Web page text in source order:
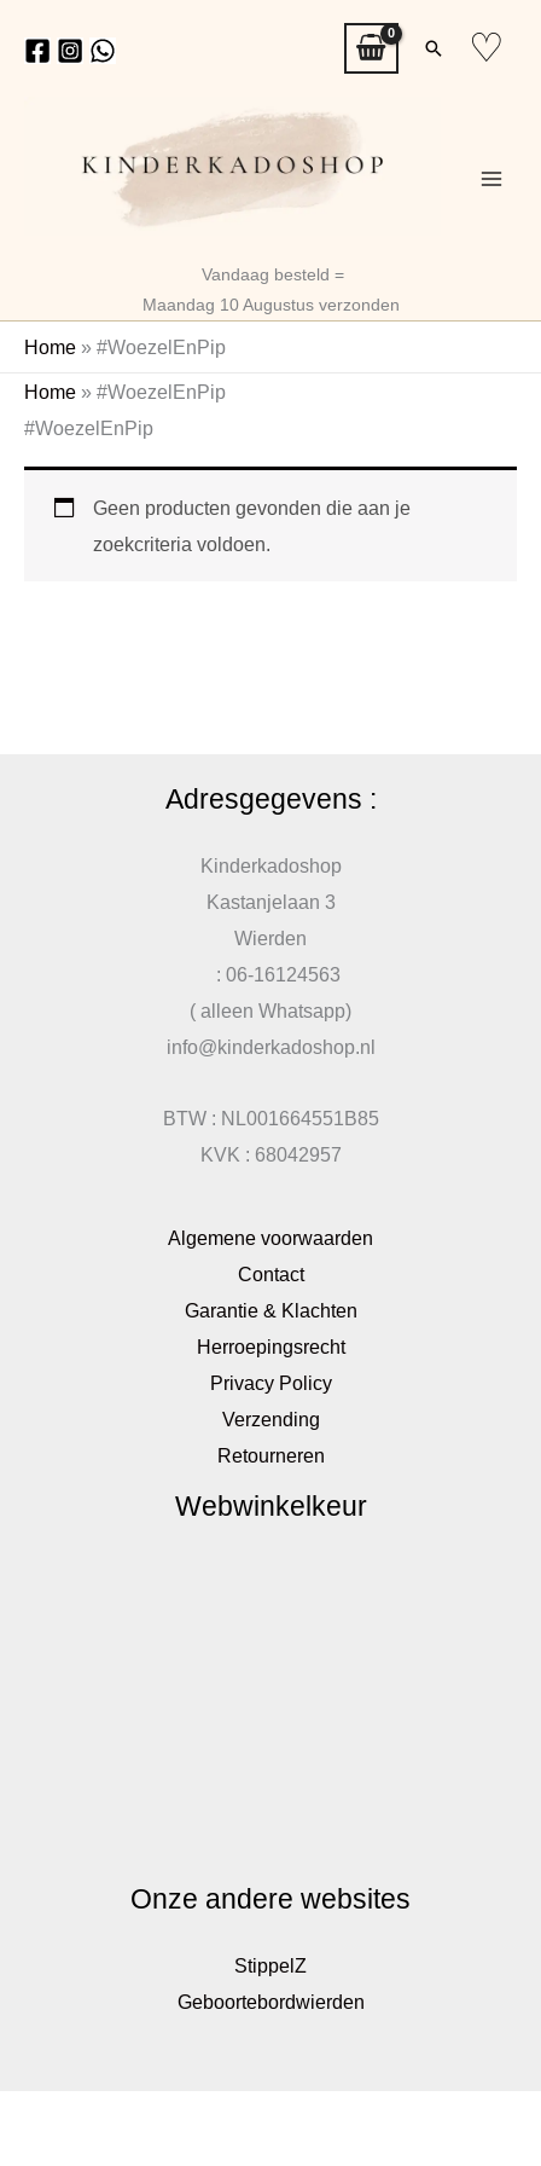
naar
Zoeken
♡
Vandaag besteld =
Maandag 10 Augustus verzonden
Home » #WoezelEnPip
Home » #WoezelEnPip
#WoezelEnPip
Geen producten gevonden die aan je
zoekcriteria voldoen.
Adresgegevens :
Kinderkadoshop
Kastanjelaan 3
Wierden
: 06-16124563
( alleen Whatsapp)
info@kinderkadoshop.nl
BTW : NL001664551B85
KVK : 68042957
Algemene voorwaarden
Contact
Garantie & Klachten
Herroepingsrecht
Privacy Policy
Verzending
Retourneren
Webwinkelkeur
Onze andere websites
StippelZ
Geboortebordwierden